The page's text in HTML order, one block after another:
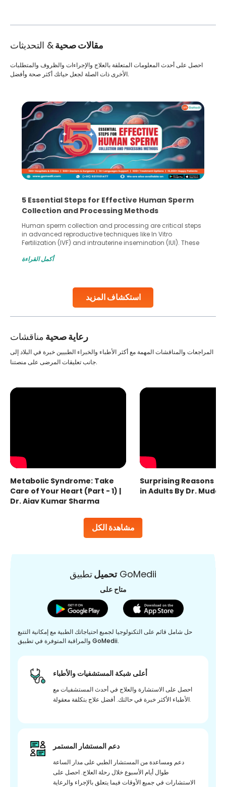
مقالات صحية& التحديثات
استكشاف المزيد
احصل على أحدث المعلومات المتعلقة بالعلاج والإجراءات والظروف والمتطلبات
الأخرى ذات الصلة لجعل حياتك أكثر صحة وأفضل.
5 Essential Steps for Effective Human Sperm
Collection and Processing Methods
Human sperm collection and processing are critical steps
in advanced reproductive techniques like In Vitro
Fertilization (IVF) and intrauterine insemination (IUI). These
challenges and help couples achieve their dream of
collected, they process the
أكمل القراءة
رعاية صحية مناقشات
مشاهدة الكل
المراجعات والمناقشات المهمة مع أكثر الأطباء والخبراء الطبيين خبرة في البلاد إلى
جانب تعليقات المرضى على منصتنا.
Metabolic Syndrome: Take
Care of Your Heart (Part - 1) |
Dr. Ajay Kumar Sharma
Surprising Reasons
in Adults By Dr.
تحميلتطبيق GoMedii
متاح على
حل شامل قائم على التكنولوجيا لجميع احتياجاتك الطبية مع إمكانية التتبع
والمراقبة المتوفرة في تطبيق GoMedii.
أعلى شبكة المستشفيات والأطباء
احصل على الاستشارة والعلاج في أحدث المستشفيات مع
الأطباء الأكثر خبرة في حالتك. أفضل علاج بتكلفة معقولة.
دعم المستشار المستمر
دعم ومساعدة من المستشار الطبي على مدار الساعة
طوال أيام الأسبوع خلال رحلة العلاج. احصل على
الاستشارات في جميع الأوقات فيما يتعلق بالإجراء والرعاية